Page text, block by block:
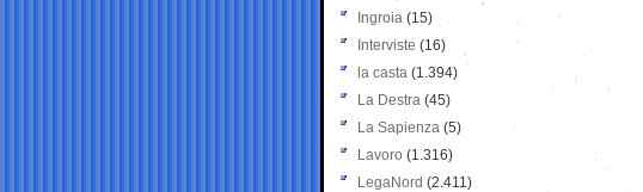
Ingroia (15)
Interviste (16)
la casta (1.394)
La Destra (45)
La Sapienza (5)
Lavoro (1.316)
LegaNord (2.411)